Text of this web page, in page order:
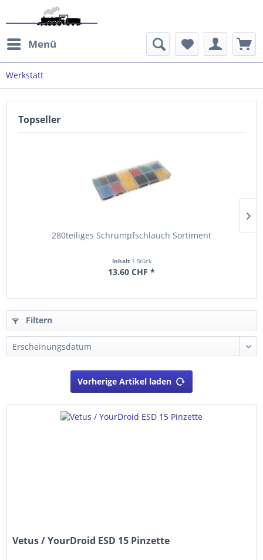
Menü
Werkstatt
Topseller
280teiliges Schrumpfschlauch Sortiment
Inhalt 1 Stück
13.60 CHF *
Filtern
Vorherige Artikel laden
Vetus / YourDroid ESD 15 Pinzette